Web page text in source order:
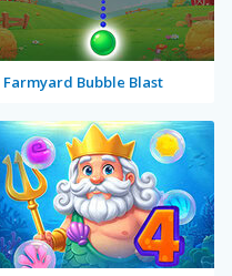
Farmyard Bubble Blast